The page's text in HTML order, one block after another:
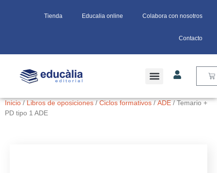
Tienda Educalia online Colabora con nosotros
Contacto
Inicio/Libros de oposiciones/Ciclos formativos/ADE/ Temario +
PD tipo 1 ADE